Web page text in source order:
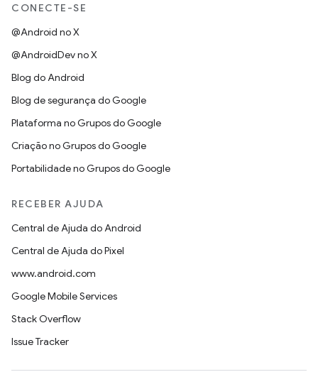
CONECTE-SE
@Android no X
@AndroidDev no X
Blog do Android
Blog de segurança do Google
Plataforma no Grupos do Google
Criação no Grupos do Google
Portabilidade no Grupos do Google
RECEBER AJUDA
Central de Ajuda do Android
Central de Ajuda do Pixel
www.android.com
Google Mobile Services
Stack Overflow
Issue Tracker